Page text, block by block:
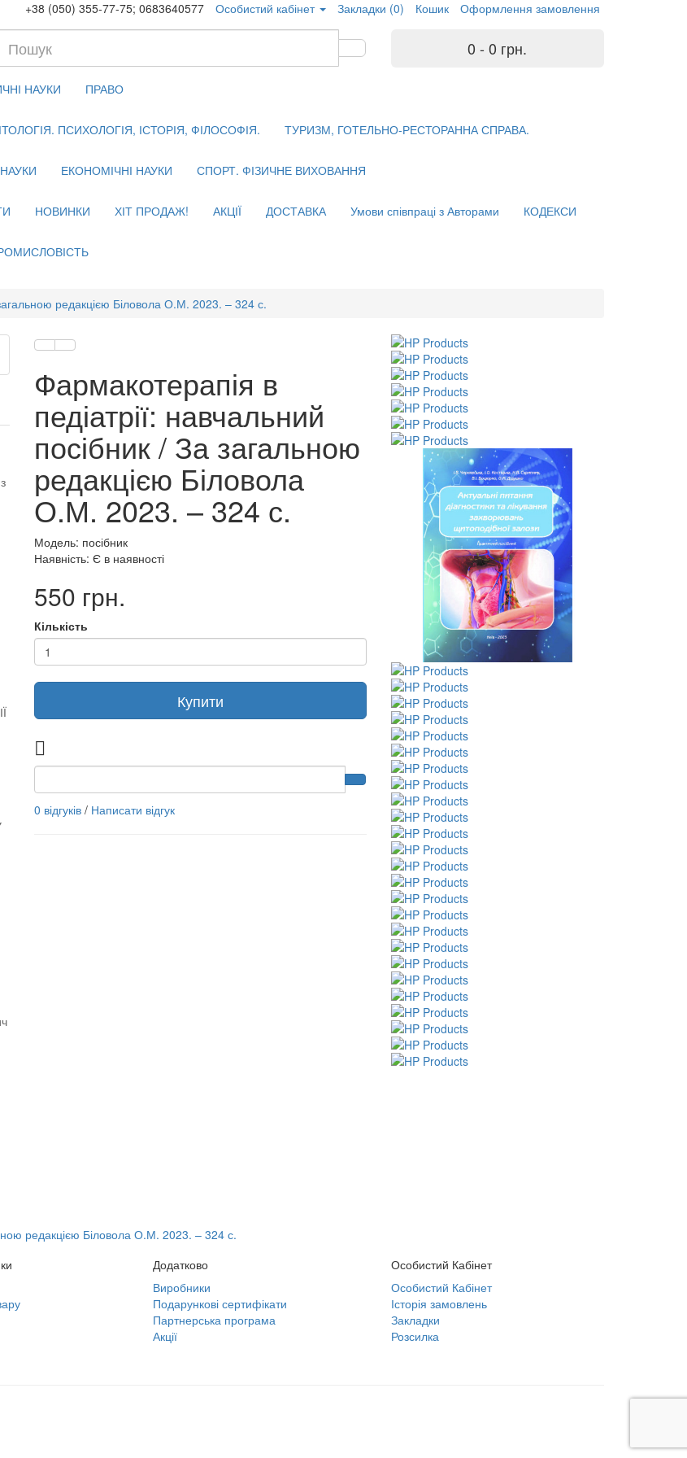
+38 (050) 355-77-75; 0683640577 Особистий кабінет Закладки (0) Кошик Оформлення замовлення
0 - 0 грн.
НАУКИ ПРАВО
ПСИХОЛОГІЯ, ІСТОРІЯ, ФІЛОСОФІЯ. ТУРИЗМ, ГОТЕЛЬНО-РЕСТОРАННА СПРАВА.
ЕКОНОМІЧНІ НАУКИ СПОРТ. ФІЗИЧНЕ ВИХОВАННЯ
НОВИНКИ ХІТ ПРОДАЖ! АКЦІЇ ДОСТАВКА Умови співпраці з Авторами КОДЕКСИ
редакцією Біловола О.М. 2023. – 324 с.
Фармакотерапія в
педіатрії: навчальний
посібник / За загальною
редакцією Біловола
О.М. 2023. – 324 с.
Модель: посібник
Наявність: Є в наявності
550 грн.
Кількість
Купити
0 відгуків/ Написати відгук
редакцією Біловола О.М. 2023. – 324 с.
Додатково
Виробники
Подарункові сертифікати
Партнерська програма
Акції
Особистий Кабінет
Особистий Кабінет
Історія замовлень
Закладки
Розсилка